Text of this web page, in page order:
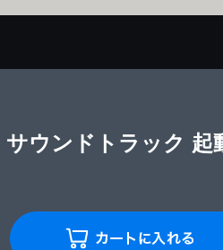
サウンドトラック 起